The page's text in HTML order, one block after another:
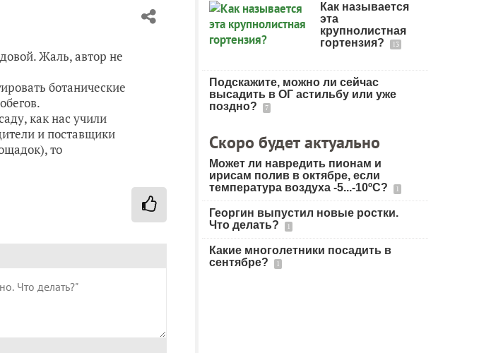
Жаль, автор не
ботанические
как нас учили
и поставщики
то
Как называется
эта
крупнолистная
гортензия?
13
Подскажите, можно ли сейчас
высадить в ОГ астильбу или уже
поздно?
7
Скоро будет актуально
Может ли навредить пионам и
ирисам полив в октябре, если
температура воздуха -5...-10ºC?
1
Георгин выпустил новые ростки.
Что делать?
1
Какие многолетники посадить в
сентябре?
1